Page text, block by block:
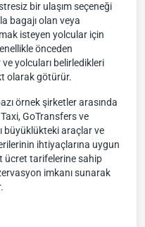
bir ulaşım seçeneği
bagajı olan veya
isteyen yolcular için
önceden
yolcuları belirledikleri
olarak götürür.
örnek şirketler arasında
GoTransfers ve
büyüklükteki araçlar ve
ihtiyaçlarına uygun
ücret tarifelerine sahip
imkanı sunarak